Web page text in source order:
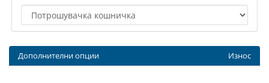
Дополнителни опции Износ